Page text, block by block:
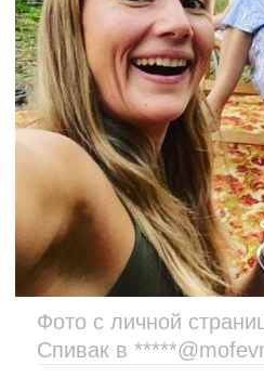
Фото с личной
Спивак в